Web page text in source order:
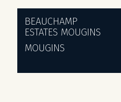
BEAUCHAMP
ESTATES MOUGINS
MOUGINS